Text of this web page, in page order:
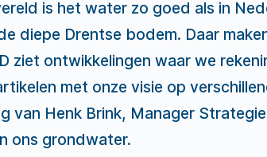
is het water zo goed als in
diepe Drentse bodem. Daar
ziet ontwikkelingen waar we
met onze visie op
van Henk Brink, Manager
ons grondwater.